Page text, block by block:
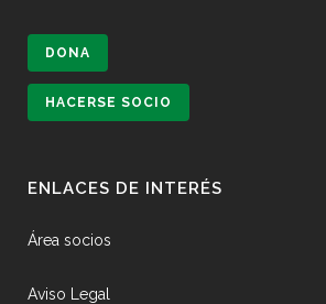
DONA
HACERSE SOCIO
ENLACES DE INTERÉS
Área socios
Aviso Legal